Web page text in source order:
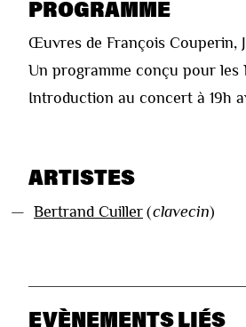
PROGRAMME
Œuvres de François Couperin,
Un programme conçu pour les
Introduction au concert à 19h
ARTISTES
— Bertrand Cuiller (clavecin)
EVÈNEMENTS LIÉS